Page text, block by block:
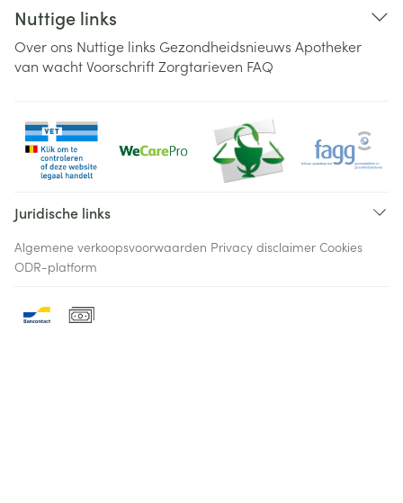
Nuttige links
Over ons Nuttige links Gezondheidsnieuws Apotheker
van wachtVoorschriftZorgtarieven FAQ
Juridische links
Algemene verkoopsvoorwaarden Privacy disclaimer Cookies
ODR-platform